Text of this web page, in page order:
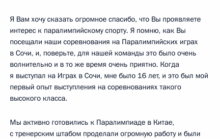
Я Вам хочу сказать огромное спасибо, что Вы проявляете
интерес к паралимпийскому спорту. Я помню, как Вы
посещали наши соревнования на Паралимпийских играх
в Сочи, и, поверьте, для нашей команды это было очень
волнительно и в то же время очень приятно. Когда
я выступал на Играх в Сочи, мне было 16 лет, и это был мой
первый опыт выступления на соревнованиях такого
высокого класса.
Мы активно готовились к Паралимпиаде в Китае,
с тренерским штабом проделали огромную работу и были